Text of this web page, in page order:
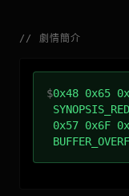
// 劇情簡介
$0x48 0x65
0x57 0x6F